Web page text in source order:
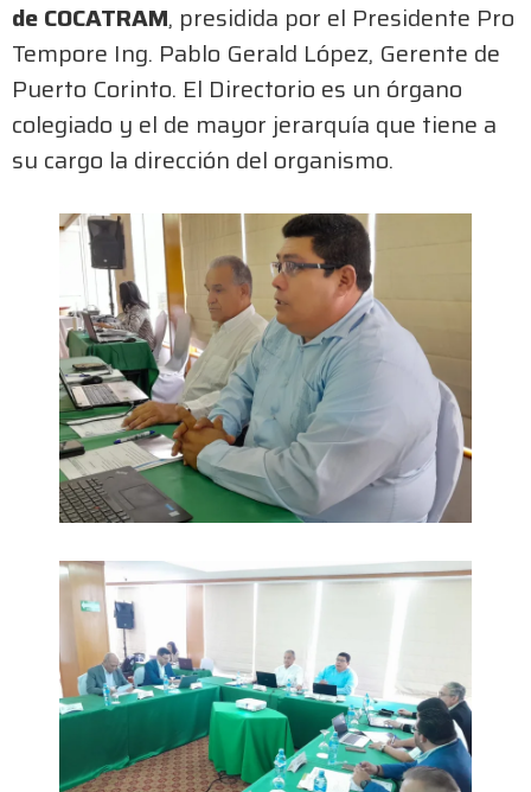
de COCATRAM, presidida por el Presidente Pro
Tempore Ing. Pablo Gerald López, Gerente de
Puerto Corinto. El Directorio es un órgano
colegiado y el de mayor jerarquía que tiene a
su cargo la dirección del organismo.